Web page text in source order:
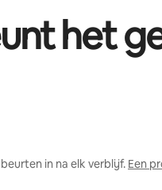
het
in na elk verblijf. Een